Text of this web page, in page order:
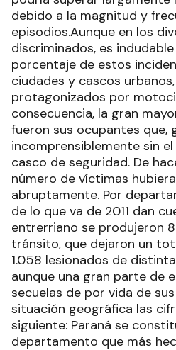
debido a la magnitud y
episodios.Aunque en los
discriminados, es
porcentaje de estos
ciudades y cascos
protagonizados por
consecuencia, la gran
fueron sus ocupantes que,
incomprensiblemente sin
casco de seguridad. De
número de víctimas
abruptamente. Por
de lo que va de 2011 dan
entrerriano se produjeron
tránsito, que dejaron un
1.058 lesionados de
aunque una gran parte de
secuelas de por vida de
situación geográfica las
siguiente: Paraná se
departamento que más